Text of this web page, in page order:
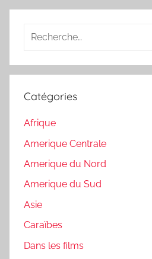
Recherche
:
Catégories
Afrique
Amerique Centrale
Amerique du Nord
Amerique du Sud
Asie
Caraïbes
Dans les films